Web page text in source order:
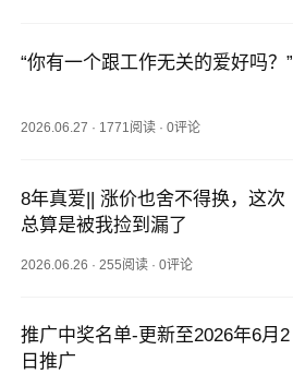
“你有一个跟工作无关的爱好吗？”
2026.06.27 · 1771阅读 ·0评论
8年真爱|| 涨价也舍不得换，这次
总算是被我捡到漏了
2026.06.26 · 255阅读 ·0评论
推广中奖名单-更新至2026年6月2
日推广